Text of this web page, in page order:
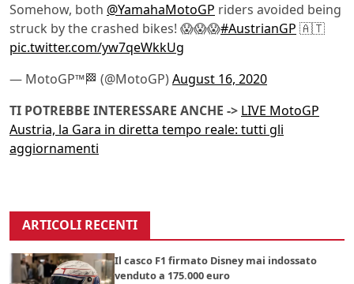
Somehow, both @YamahaMotoGP riders avoided being
struck by the crashed bikes! 😱😱😱#AustrianGP 🇦🇹
pic.twitter.com/yw7qeWkkUg
— MotoGP™🏁 (@MotoGP)August 16, 2020
TI POTREBBE INTERESSARE ANCHE -> LIVE MotoGP
Austria, la Gara in diretta tempo reale: tutti gli
aggiornamenti
ARTICOLI RECENTI
Il casco F1 firmato Disney mai indossato
venduto a 175.000 euro